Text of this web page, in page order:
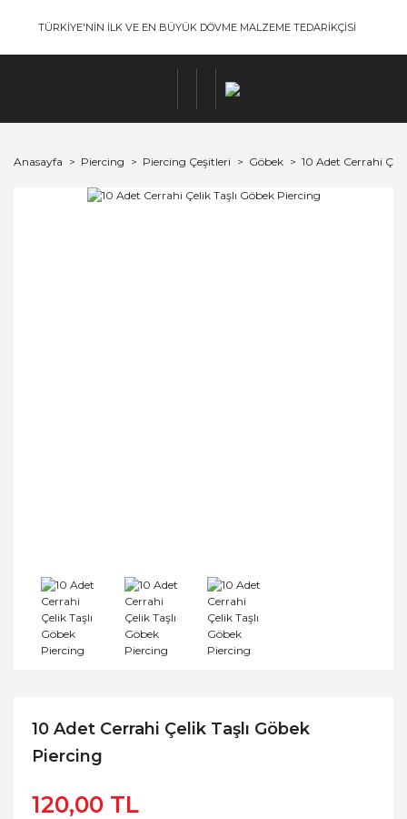
TÜRKİYE'NİN İLK VE EN BÜYÜK DÖVME MALZEME TEDARİKÇİSİ
Anasayfa Piercing Piercing Çeşitleri Göbek 10 Adet Cerrahi
10 Adet Cerrahi Çelik Taşlı Göbek
Piercing
120,00 TL